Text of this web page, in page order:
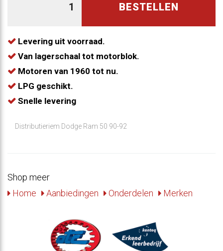
BESTELLEN
Levering uit voorraad.
Van lagerschaal tot motorblok.
Motoren van 1960 tot nu.
LPG geschikt.
Snelle levering
Distributieriem Dodge Ram 50 90-92
Shop meer
Home
Aanbiedingen Onderdelen Merken